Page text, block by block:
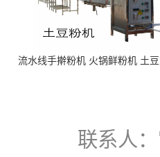
流水线手擀粉机 火锅鲜粉机 土
联系人